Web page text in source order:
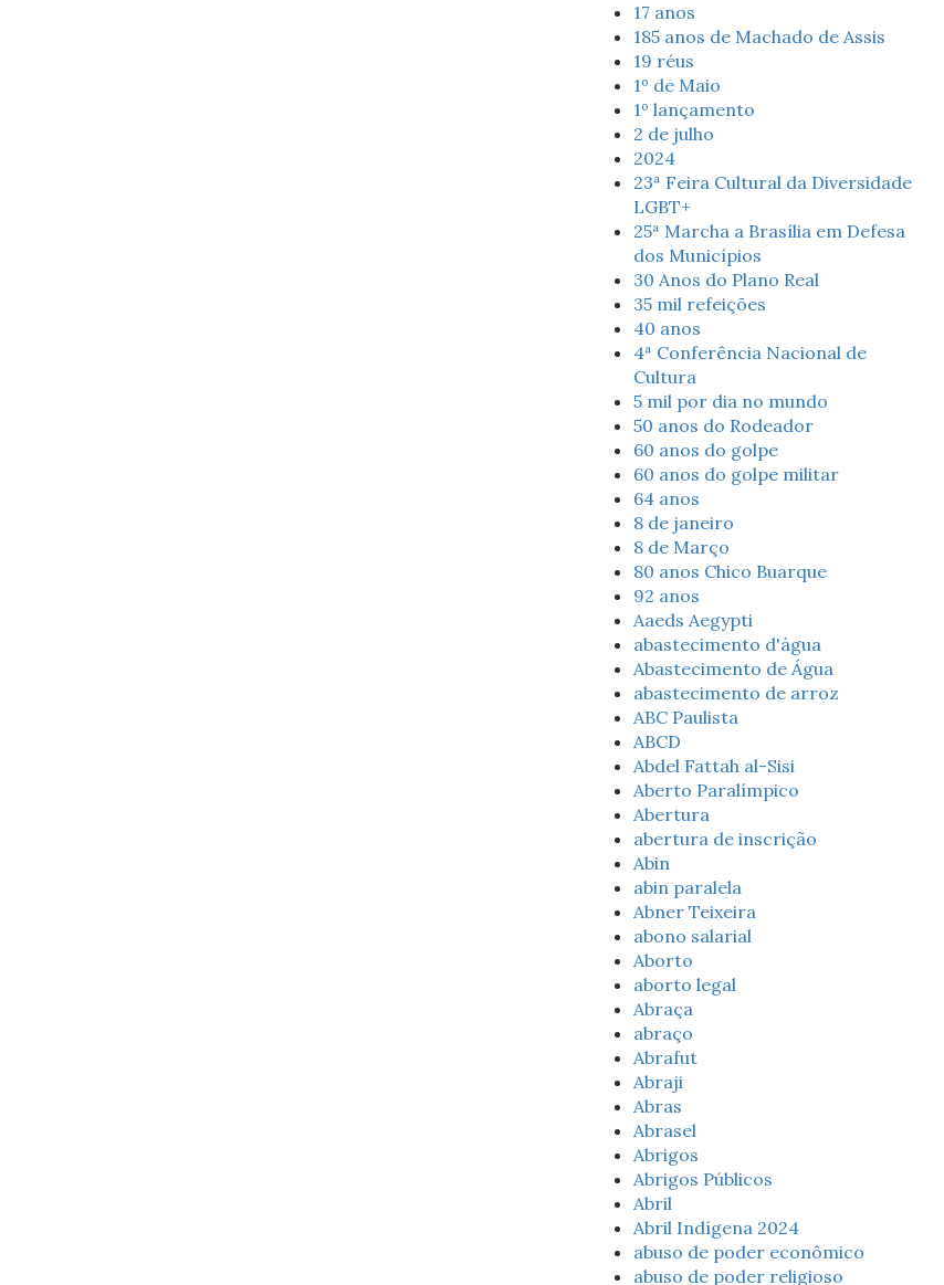
17 anos
185 anos de Machado de Assis
19 réus
1º de Maio
1º lançamento
2 de julho
2024
23ª Feira Cultural da Diversidade
LGBT+
25ª Marcha a Brasília em Defesa
dos Municípios
30 Anos do Plano Real
35 mil refeições
40 anos
4ª Conferência Nacional de
Cultura
5 mil por dia no mundo
50 anos do Rodeador
60 anos do golpe
60 anos do golpe militar
64 anos
8 de janeiro
8 de Março
80 anos Chico Buarque
92 anos
Aaeds Aegypti
abastecimento d'água
Abastecimento de Água
abastecimento de arroz
ABC Paulista
ABCD
Abdel Fattah al-Sisi
Aberto Paralímpico
Abertura
abertura de inscrição
Abin
abin paralela
Abner Teixeira
abono salarial
Aborto
aborto legal
Abraça
abraço
Abrafut
Abraji
Abras
Abrasel
Abrigos
Abrigos Públicos
Abril
Abril Indígena 2024
abuso de poder econômico
abuso de poder religioso